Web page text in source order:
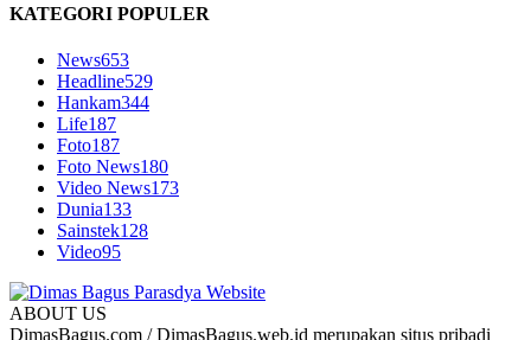
KATEGORI POPULER
News653
Headline529
Hankam344
Life187
Foto187
Foto News180
Video News173
Dunia133
Sainstek128
Video95
ABOUT US
DimasBagus.com / DimasBagus.web.id merupakan situs pribadi